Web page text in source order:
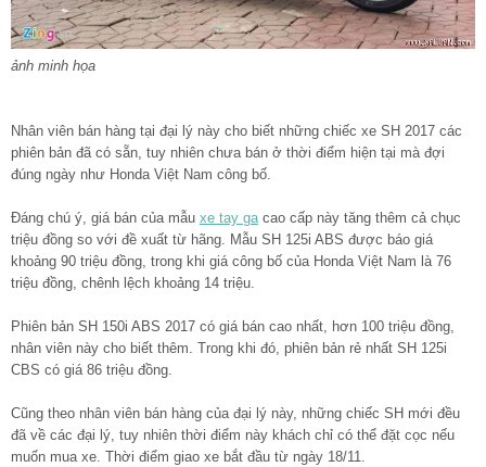
ảnh minh họa
Nhân viên bán hàng tại đại lý này cho biết những chiếc xe SH 2017 các
phiên bản đã có sẵn, tuy nhiên chưa bán ở thời điểm hiện tại mà đợi
đúng ngày như Honda Việt Nam công bố.
Đáng chú ý, giá bán của mẫu xe tay gacao cấp này tăng thêm cả chục
triệu đồng so với đề xuất từ hãng. Mẫu SH 125i ABS được báo giá
khoảng 90 triệu đồng, trong khi giá công bố của Honda Việt Nam là 76
triệu đồng, chênh lệch khoảng 14 triệu.
Phiên bản SH 150i ABS 2017 có giá bán cao nhất, hơn 100 triệu đồng,
nhân viên này cho biết thêm. Trong khi đó, phiên bản rẻ nhất SH 125i
CBS có giá 86 triệu đồng.
Cũng theo nhân viên bán hàng của đại lý này, những chiếc SH mới đều
đã về các đại lý, tuy nhiên thời điểm này khách chỉ có thể đặt cọc nếu
muốn mua xe. Thời điểm giao xe bắt đầu từ ngày 18/11.